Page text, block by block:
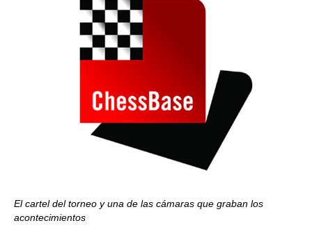
El cartel del torneo y una de las cámaras que graban los
acontecimientos